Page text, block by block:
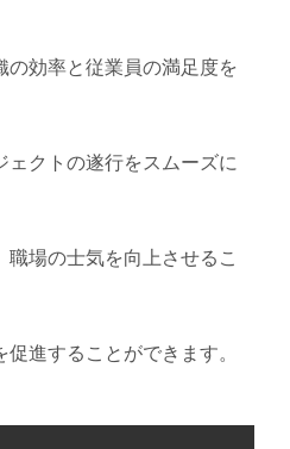
の効率と従業員の満足度を
クトの遂行をスムーズに
場の士気を向上させるこ
進することができます。